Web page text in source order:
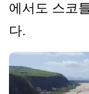
에서도 스코
다.